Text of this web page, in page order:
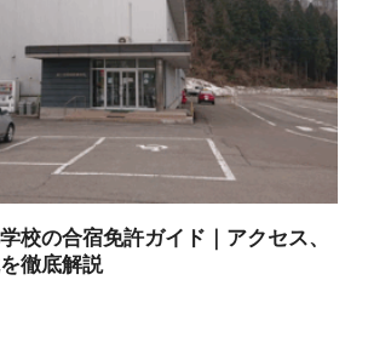
校の合宿免許ガイド｜アクセス、
徹底解説